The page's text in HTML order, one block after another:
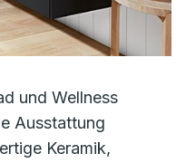
und Wellness
Ausstattung
Keramik,